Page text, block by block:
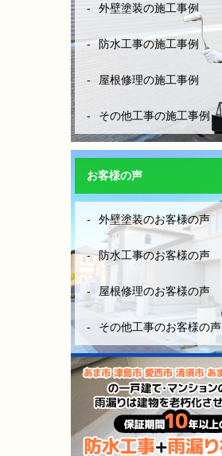
外壁塗装の施工事例
防水工事の施工事例
屋根修理の施工事例
その他工事の施工事例
お客様の声
外壁塗装のお客様の声
防水工事のお客様の声
屋根修理のお客様の声
その他工事のお客様の声